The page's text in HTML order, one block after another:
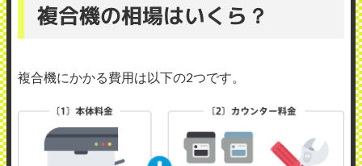
複合機の相場はいくら？
複合機にかかる費用は以下の2つです。